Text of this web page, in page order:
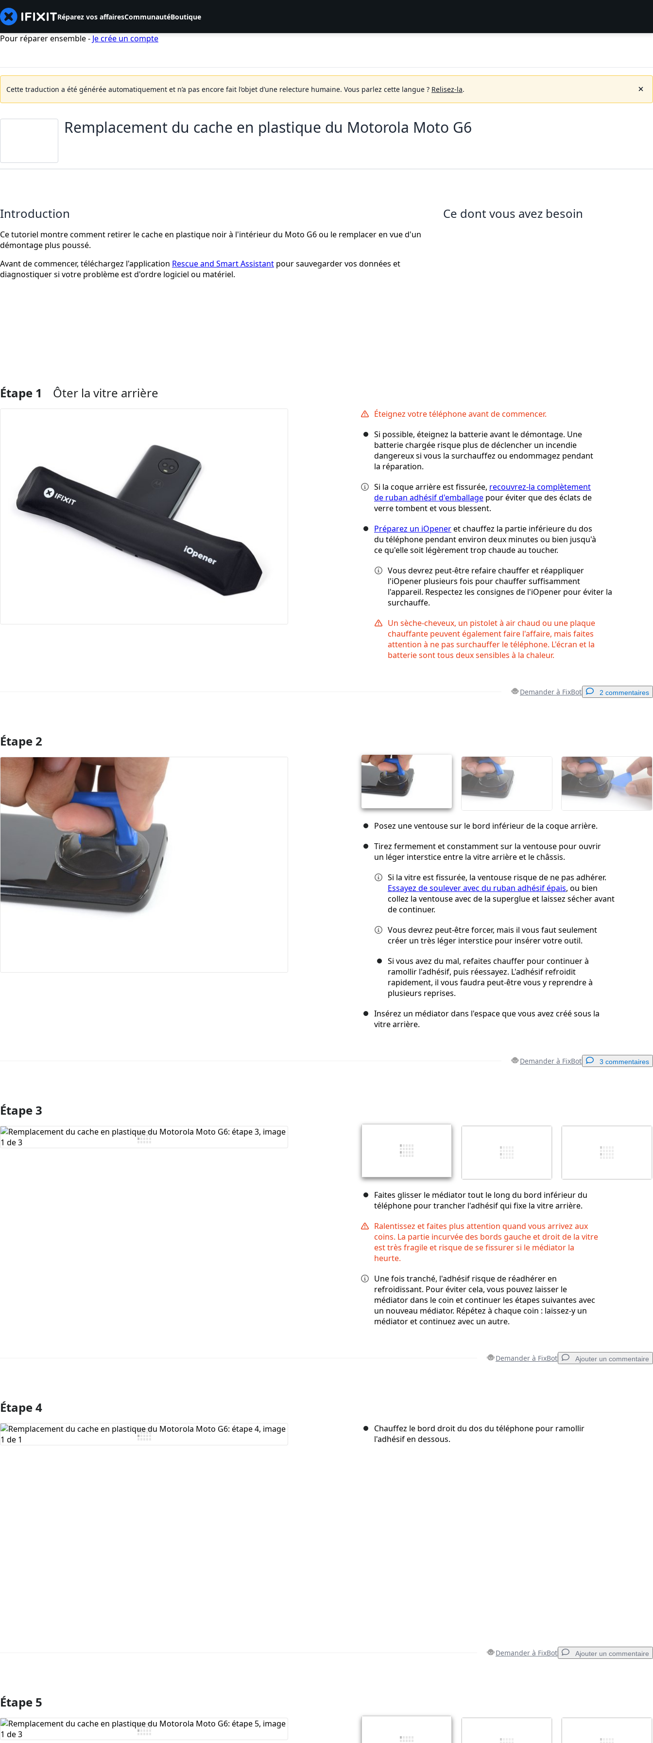
Réparez vos affairesCommunautéBoutique
Pour réparer ensemble - Je crée un compte
Cette traduction a été générée automatiquement et n’a pas encore fait l’objet d’une relecture humaine. Vous parlez cette langue ? Relisez-la.
Remplacement du cache en plastique du Motorola Moto G6
Introduction
Ce tutoriel montre comment retirer le cache en plastique noir à l'intérieur du Moto G6 ou le remplacer en vue d'un
démontage plus poussé.
Avant de commencer, téléchargez l'application Rescue and Smart Assistant pour sauvegarder vos données et
diagnostiquer si votre problème est d'ordre logiciel ou matériel.
Ce dont vous avez besoin
Étape 1 Ôter la vitre arrière
Éteignez votre téléphone avant de commencer.
Si possible, éteignez la batterie avant le démontage. Une
batterie chargée risque plus de déclencher un incendie
dangereux si vous la surchauffez ou endommagez pendant
la réparation.
Si la coque arrière est fissurée, recouvrez-la complètement
de ruban adhésif d'emballage pour éviter que des éclats de
verre tombent et vous blessent.
Préparez un iOpeneret chauffez la partie inférieure du dos
du téléphone pendant environ deux minutes ou bien jusqu'à
ce qu'elle soit légèrement trop chaude au toucher.
Vous devrez peut-être refaire chauffer et réappliquer
l'iOpener plusieurs fois pour chauffer suffisamment
l'appareil. Respectez les consignes de l'iOpener pour éviter la
surchauffe.
Un sèche-cheveux, un pistolet à air chaud ou une plaque
chauffante peuvent également faire l'affaire, mais faites
attention à ne pas surchauffer le téléphone. L'écran et la
batterie sont tous deux sensibles à la chaleur.
Demander à FixBot 2 commentaires
Ajouter un commentaire
Publier un commentaire
Étape 2
Posez une ventouse sur le bord inférieur de la coque arrière.
Tirez fermement et constamment sur la ventouse pour ouvrir
un léger interstice entre la vitre arrière et le châssis.
Si la vitre est fissurée, la ventouse risque de ne pas adhérer.
Essayez de soulever avec du ruban adhésif épais, ou bien
collez la ventouse avec de la superglue et laissez sécher avant
de continuer.
Vous devrez peut-être forcer, mais il vous faut seulement
créer un très léger interstice pour insérer votre outil.
Si vous avez du mal, refaites chauffer pour continuer à
ramollir l'adhésif, puis réessayez. L'adhésif refroidit
rapidement, il vous faudra peut-être vous y reprendre à
plusieurs reprises.
Insérez un médiator dans l'espace que vous avez créé sous la
vitre arrière.
Demander à FixBot 3 commentaires
Ajouter un commentaire
Publier un commentaire
Étape 3
Faites glisser le médiator tout le long du bord inférieur du
téléphone pour trancher l'adhésif qui fixe la vitre arrière.
Ralentissez et faites plus attention quand vous arrivez aux
coins. La partie incurvée des bords gauche et droit de la vitre
est très fragile et risque de se fissurer si le médiator la
heurte.
Une fois tranché, l'adhésif risque de réadhérer en
refroidissant. Pour éviter cela, vous pouvez laisser le
médiator dans le coin et continuer les étapes suivantes avec
un nouveau médiator. Répétez à chaque coin : laissez-y un
médiator et continuez avec un autre.
Demander à FixBot Ajouter un commentaire
Ajouter un commentaire
Étape 4
Chauffez le bord droit du dos du téléphone pour ramollir
l'adhésif en dessous.
Demander à FixBot Ajouter un commentaire
Ajouter un commentaire
Étape 5